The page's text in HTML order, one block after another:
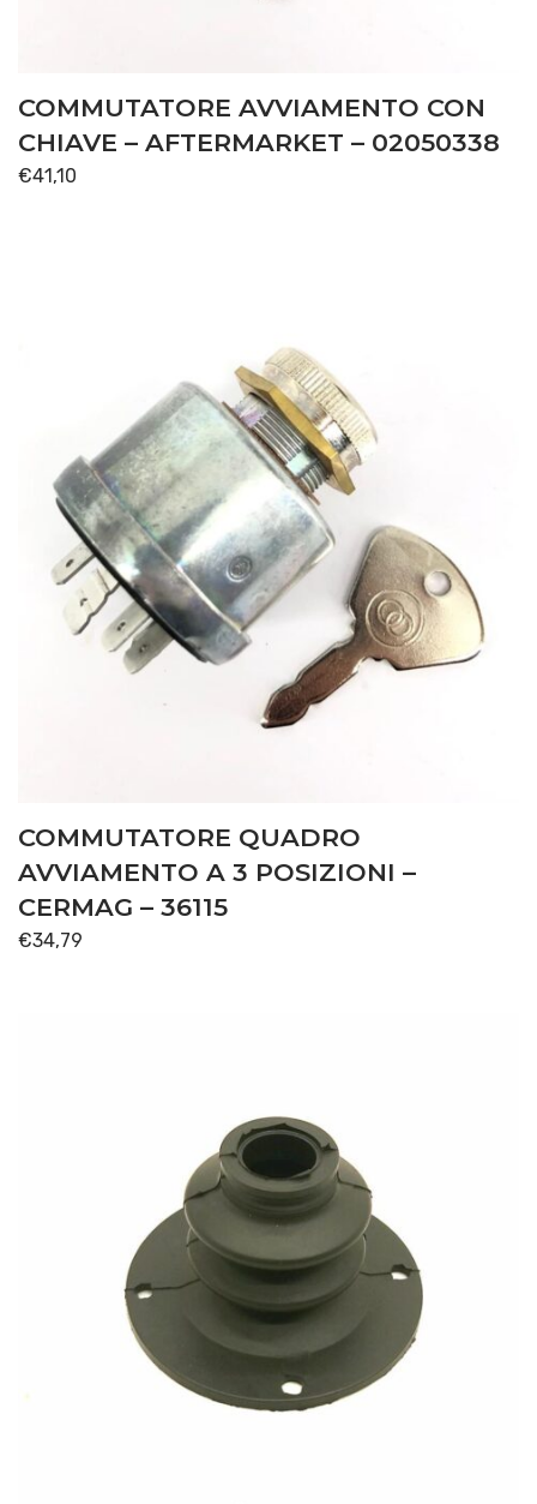
COMMUTATORE AVVIAMENTO CON
CHIAVE – AFTERMARKET – 02050338
€41,10
COMMUTATORE QUADRO
AVVIAMENTO A 3 POSIZIONI –
CERMAG – 36115
€34,79